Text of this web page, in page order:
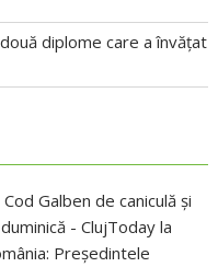
diplome care a învățat
Galben de caniculă și
- ClujToday la
Președintele